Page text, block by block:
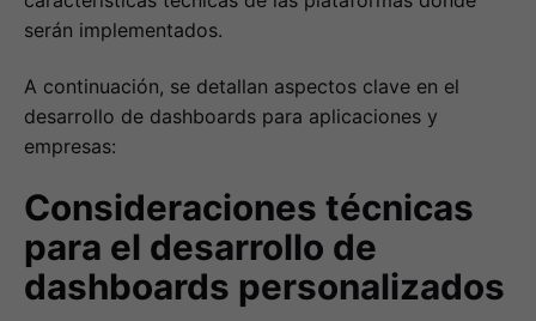
serán implementados.
A continuación, se detallan aspectos clave en el
desarrollo de dashboards para aplicaciones y
empresas:
Consideraciones técnicas
para el desarrollo de
dashboards personalizados